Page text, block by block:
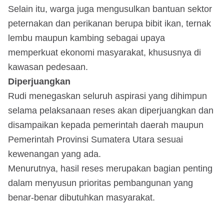
Selain itu, warga juga mengusulkan bantuan sektor
peternakan dan perikanan berupa bibit ikan, ternak
lembu maupun kambing sebagai upaya
memperkuat ekonomi masyarakat, khususnya di
kawasan pedesaan.
Diperjuangkan
Rudi menegaskan seluruh aspirasi yang dihimpun
selama pelaksanaan reses akan diperjuangkan dan
disampaikan kepada pemerintah daerah maupun
Pemerintah Provinsi Sumatera Utara sesuai
kewenangan yang ada.
Menurutnya, hasil reses merupakan bagian penting
dalam menyusun prioritas pembangunan yang
benar-benar dibutuhkan masyarakat.